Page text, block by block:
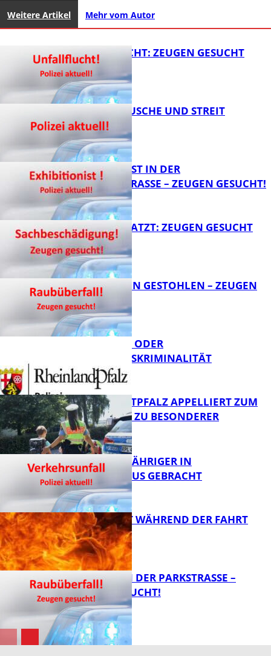
Weitere Artikel Mehr vom Autor
UNFALLFLUCHT: ZEUGEN GESUCHT
KNALLGERÄUSCHE UND STREIT
EXHIBITIONIST IN DER
VELMANNSTRASSE – ZEUGEN GESUCHT!
AUTO ZERKRATZT: ZEUGEN GESUCHT
FB News
TEURE KETTEN GESTOHLEN – ZEUGEN
GESUCHT!
Polizei
CYBERCRIME ODER
WIRTSCHAFTSKRIMINALITÄT
POLIZEI WESTPFALZ APPELLIERT ZUM
SCHULSTART ZU BESONDERER
VORSICHT
FB News
UNFALL: 58-JÄHRIGER IN
KRANKENHAUS GEBRACHT
AUTO FÄNGT WÄHREND DER FAHRT
FEUER
ÜBERFALL IN DER PARKSTRASSE – Z
EUGEN GESUCHT!